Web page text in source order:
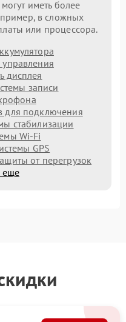
иметь более
в сложных
или процессора.
дисплея
записи
для подключения
стабилизации
Wi-Fi
GPS
от перегрузок
еще